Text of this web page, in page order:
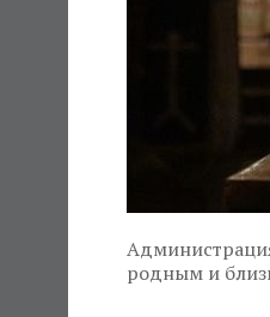
родным и